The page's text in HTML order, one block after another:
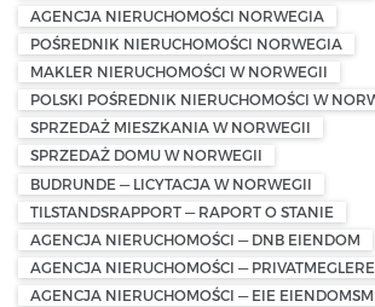
AGENCJA NIERUCHOMOŚCI NORWEGIA
POŚREDNIK NIERUCHOMOŚCI NORWEGIA
MAKLER NIERUCHOMOŚCI W NORWEGII
POLSKI POŚREDNIK NIERUCHOMOŚCI W
SPRZEDAŻ MIESZKANIA W NORWEGII
SPRZEDAŻ DOMU W NORWEGII
BUDRUNDE — LICYTACJA W NORWEGII
TILSTANDSRAPPORT — RAPORT O STANIE
AGENCJA NIERUCHOMOŚCI — DNB EIENDOM
AGENCJA NIERUCHOMOŚCI —
AGENCJA NIERUCHOMOŚCI — EIE